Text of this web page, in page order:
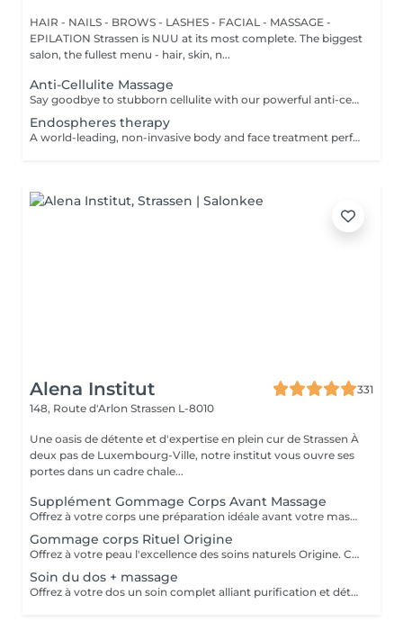
HAIR - NAILS - BROWS - LASHES - FACIAL - MASSAGE -
EPILATION Strassen is NUU at its most complete. The biggest
salon, the fullest menu - hair, skin, n...
Anti-Cellulite Massage
Say goodbye to stubborn cellulite with our powerful anti-cellulite massage! This intensive treatment uses firm, targeted techniques to stimulate circulation, break down fat deposits, and smooth the skin's texture. By enhancing lymphatic flow and increasing metabolism, it visibly reduces the appearance of dimples and improves overall skin tone. Ideal as part of a body contouring plan. Age restrictions: recommended to do from 16 years. Post procedure recommendations: do not do sport and any sharp movements for 2-3 hours after the procedure. Frequency: 2-3 times per week, 10 times in total. Repeat once in 3-6 months.
Endospheres therapy
A world-leading, non-invasive body and face treatment performed using the original 3rd-generation Endospheres® technology one of the most advanced solutions on the market for sculpting, drainage, and skin firming. This Italian medical technology combines microvibration, deep lymphatic drainage, and muscle stimulation to deliver visible results from the very first session. Why Endospheres® at NUU: Original 3rd-generation Endospheres® device · Authentic Italian technology · Instant lightness, firmness, and contouring · Safe, natural, and highly effective · No downtime Key benefits: Reduces cellulite and water retention Improves blood and lymphatic circulation Firms and tightens the skin Relieves muscle tension and heaviness Stimulates collagen and natural glow A.F.T. (Abdominal Fat Treatment) Advanced thermal and vacuum technology designed to activate fat metabolism, enhance lymphatic drainage, and sculpt the abdominal area safely and comfortably. Recommended from: 18+ Post-care: No downtime Frequency: Course recommended for optimal results Results are visible and progressive with regular sessions.
Alena Institut
331
148, Route d'Arlon Strassen L-8010
Une oasis de détente et d'expertise en plein cur de Strassen À
deux pas de Luxembourg-Ville, notre institut vous ouvre ses
portes dans un cadre chale...
Supplément Gommage Corps Avant Massage
Offrez à votre corps une préparation idéale avant votre massage grâce à notre gommage corps exfoliant. Ce soin permet d'éliminer en douceur les cellules mortes, d'affiner le grain de peau et de stimuler la circulation, afin de maximiser les bienfaits du massage. La peau est plus lisse, plus douce et absorbe mieux les huiles et actifs utilisés pendant le massage.
Gommage corps Rituel Origine
Offrez à votre peau l'excellence des soins naturels Origine. Ce gommage exfolie délicatement grâce à des textures raffinées et des ingrédients sélectionnés pour leur pureté. Il lisse le grain de peau, réveille l'éclat naturel et enveloppe le corps d'un parfum subtil et sensoriel. Un rituel d'exception qui laisse la peau incroyablement douce, soyeuse et lumineuse, prête à recevoir tous les bienfaits des soins suivants.
Soin du dos + massage
Offrez à votre dos un soin complet alliant purification et détente profonde. Ce rituel associe un nettoyage expert, une exfoliation raffinée et des manuvres relaxantes pour libérer les tensions. La peau est purifiée, douce et lumineuse, tandis que le corps retrouve une sensation de confort absolu. Un moment précieux qui allie efficacité et bien-être.